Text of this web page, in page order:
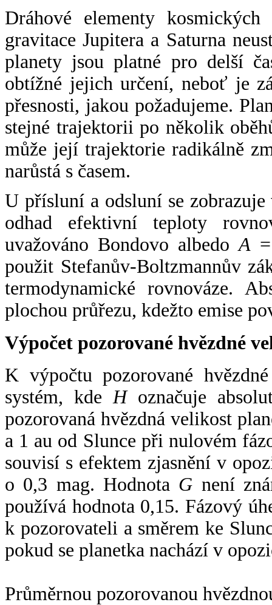
Dráhové elementy
gravitace Jupitera a Saturna
planety jsou platné pro delší
obtížné jejich určení, neboť je
přesnosti, jakou požadujeme.
stejné trajektorii po několik
může její trajektorie radikálně
narůstá s časem.
U přísluní a odsluní se
odhad efektivní teploty
uvažováno Bondovo albedoA
použit Stefanův-Boltzmannův
termodynamické rovnováze.
plochou průřezu, kdežto emise
Výpočet pozorované hvězdné
K výpočtu pozorované
systém, kde Hoznačuje
pozorovaná hvězdná velikost
a 1 au od Slunce při nulovém
souvisí s efektem zjasnění v
o 0,3 mag. Hodnota G není
používá hodnota 0,15. Fázový
k pozorovateli a směrem ke
pokud se planetka nachází v
Průměrnou pozorovanou